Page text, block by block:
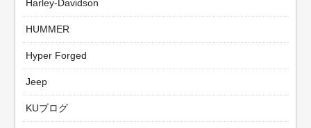
Harley-Davidson
HUMMER
Hyper Forged
Jeep
KUブログ